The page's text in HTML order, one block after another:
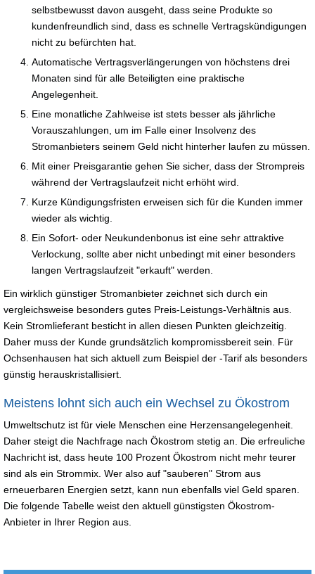
selbstbewusst davon ausgeht, dass seine Produkte so
kundenfreundlich sind, dass es schnelle Vertragskündigungen
nicht zu befürchten hat.
Automatische Vertragsverlängerungen von höchstens drei
Monaten sind für alle Beteiligten eine praktische
Angelegenheit.
Eine monatliche Zahlweise ist stets besser als jährliche
Vorauszahlungen, um im Falle einer Insolvenz des
Stromanbieters seinem Geld nicht hinterher laufen zu müssen.
Mit einer Preisgarantie gehen Sie sicher, dass der Strompreis
während der Vertragslaufzeit nicht erhöht wird.
Kurze Kündigungsfristen erweisen sich für die Kunden immer
wieder als wichtig.
Ein Sofort- oder Neukundenbonus ist eine sehr attraktive
Verlockung, sollte aber nicht unbedingt mit einer besonders
langen Vertragslaufzeit "erkauft" werden.
Ein wirklich günstiger Stromanbieter zeichnet sich durch ein
vergleichsweise besonders gutes Preis-Leistungs-Verhältnis aus.
Kein Stromlieferant besticht in allen diesen Punkten gleichzeitig.
Daher muss der Kunde grundsätzlich kompromissbereit sein. Für
Ochsenhausen hat sich aktuell zum Beispiel der -Tarif als besonders
günstig herauskristallisiert.
Meistens lohnt sich auch ein Wechsel zu Ökostrom
Umweltschutz ist für viele Menschen eine Herzensangelegenheit.
Daher steigt die Nachfrage nach Ökostrom stetig an. Die erfreuliche
Nachricht ist, dass heute 100 Prozent Ökostrom nicht mehr teurer
sind als ein Strommix. Wer also auf "sauberen" Strom aus
erneuerbaren Energien setzt, kann nun ebenfalls viel Geld sparen.
Die folgende Tabelle weist den aktuell günstigsten Ökostrom-
Anbieter in Ihrer Region aus.